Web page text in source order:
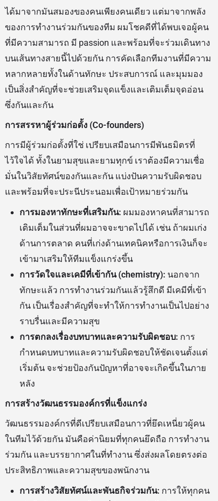
ได้มาจากมันสมองของคนเพียงคนเดียว แต่มาจากพลัง
ของการทำงานร่วมกันของทีม ผมโชคดีที่ได้พบเจอผู้คน
ที่มีความสามารถ มี passion และพร้อมที่จะร่วมเดินทาง
บนเส้นทางสายนี้ไปด้วยกัน การคัดเลือกทีมงานที่มีความ
หลากหลายทั้งในด้านทักษะ ประสบการณ์ และมุมมอง
เป็นสิ่งสำคัญที่จะช่วยเสริมจุดแข็งและเติมเต็มจุดอ่อน
ซึ่งกันและกัน
การสรรหาผู้ร่วมก่อตั้ง (Co-founders)
การมีผู้ร่วมก่อตั้งที่ใช่ เปรียบเสมือนการมีพันธมิตรที่
ไว้ใจได้ ทั้งในยามสุขและยามทุกข์ เราต้องมีความเชื่อ
มั่นในวิสัยทัศน์ของกันและกัน แบ่งปันความรับผิดชอบ
และพร้อมที่จะประนีประนอมเพื่อเป้าหมายร่วมกัน
การมองหาทักษะที่เสริมกัน: ผมมองหาคนที่สามารถ
เติมเต็มในส่วนที่ผมอาจจะขาดไปได้ เช่น ถ้าผมเก่ง
ด้านการตลาด คนที่เก่งด้านเทคนิคหรือการเงินก็จะ
เข้ามาเสริมให้ทีมแข็งแกร่งขึ้น
การวัดใจและเคมีที่เข้ากัน (chemistry): นอกจาก
ทักษะแล้ว การทำงานร่วมกันแล้วรู้สึกดี มีเคมีที่เข้า
กัน เป็นเรื่องสำคัญที่จะทำให้การทำงานเป็นไปอย่าง
ราบรื่นและมีความสุข
การตกลงเรื่องบทบาทและความรับผิดชอบ: การ
กำหนดบทบาทและความรับผิดชอบให้ชัดเจนตั้งแต่
เริ่มต้น จะช่วยป้องกันปัญหาที่อาจจะเกิดขึ้นในภาย
หลัง
การสร้างวัฒนธรรมองค์กรที่แข็งแกร่ง
วัฒนธรรมองค์กรที่ดีเปรียบเสมือนกาวที่ยึดเหนี่ยวผู้คน
ในทีมไว้ด้วยกัน มันคือค่านิยมที่ทุกคนยึดถือ การทำงาน
ร่วมกัน และบรรยากาศในที่ทำงาน ซึ่งส่งผลโดยตรงต่อ
ประสิทธิภาพและความสุขของพนักงาน
การสร้างวิสัยทัศน์และพันธกิจร่วมกัน: การให้ทุกคน